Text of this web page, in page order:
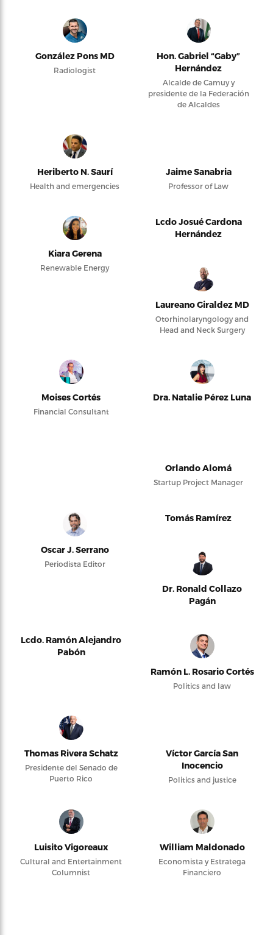
González Pons MD
Radiologist
Hon. Gabriel “Gaby”
Hernández
Alcalde de Camuy y
presidente de la Federación
de Alcaldes
Heriberto N. Saurí
Health and emergencies
Jaime Sanabria
Professor of Law
Kiara Gerena
Renewable Energy
Lcdo Josué Cardona
Hernández
Laureano Giraldez MD
Otorhinolaryngology and
Head and Neck Surgery
Moises Cortés
Financial Consultant
Dra. Natalie Pérez Luna
Orlando Alomá
Startup Project Manager
Oscar J. Serrano
Periodista Editor
Tomás Ramírez
Dr. Ronald Collazo
Pagán
Lcdo. Ramón Alejandro
Pabón
Ramón L. Rosario Cortés
Politics and law
Thomas Rivera Schatz
Presidente del Senado de
Puerto Rico
Víctor García San
Inocencio
Politics and justice
Luisito Vigoreaux
Cultural and Entertainment
Columnist
William Maldonado
Economista y Estratega
Financiero